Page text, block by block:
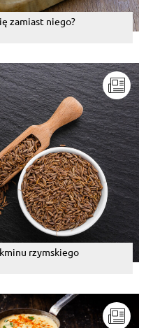
zamiast niego?
rzymskiego